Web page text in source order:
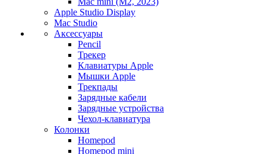
Apple Studio Display
Mac Studio
Аксессуары
Pencil
Трекер
Клавиатуры Apple
Мышки Apple
Трекпады
Зарядные кабели
Зарядные устройства
Чехол-клавиатура
Колонки
Homepod
Homepod mini